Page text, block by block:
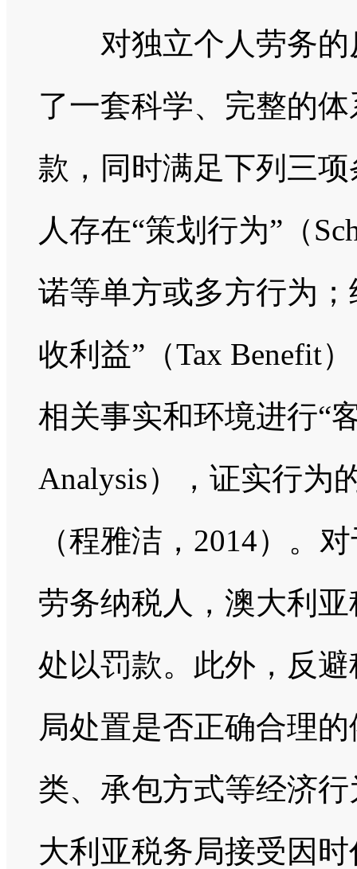
对独立个人劳务的
了一套科学、完整的
款，同时满足下列三
人存在“策划行为”（
诺等单方或多方行为
收利益”（Tax Benefit
相关事实和环境进行“
Analysis），证实行为
（程雅洁，2014）。
劳务纳税人，澳大利
处以罚款。此外，反
局处置是否正确合理
类、承包方式等经济
大利亚税务局接受因